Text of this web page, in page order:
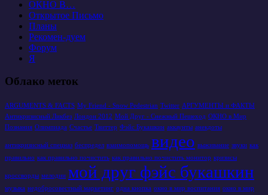
ОКНО В…
Открытое Письмо
Планы
Рекомен-дуем
Форум
Я
Облако меток
ARGUMENTS & FACTS My Friend - Snow Pedestrian Twitter АРГУМЕНТЫ и ФАКТЫ
Антикризисный Ликбез Лондон 2012 Мой Друг - Снежный Пешеход ОКНО в Мир
Познания Олимпиада Счастье Твиттер Фэйс Букашкин аккаунты анекдоты
антикризисный спецназ беспредел взаимопомощь видео выживание звуки как
правильно как правильно почистить как правильно почистить монитор кризисы
кроссворды мелодии мой друг фэйс букашкин
музыка недобросовестный маркетинг одна кнопка окно в мир воспитания окно в мир